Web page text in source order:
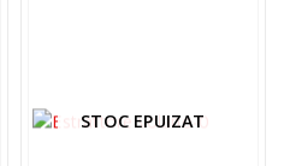
STOC EPUIZAT